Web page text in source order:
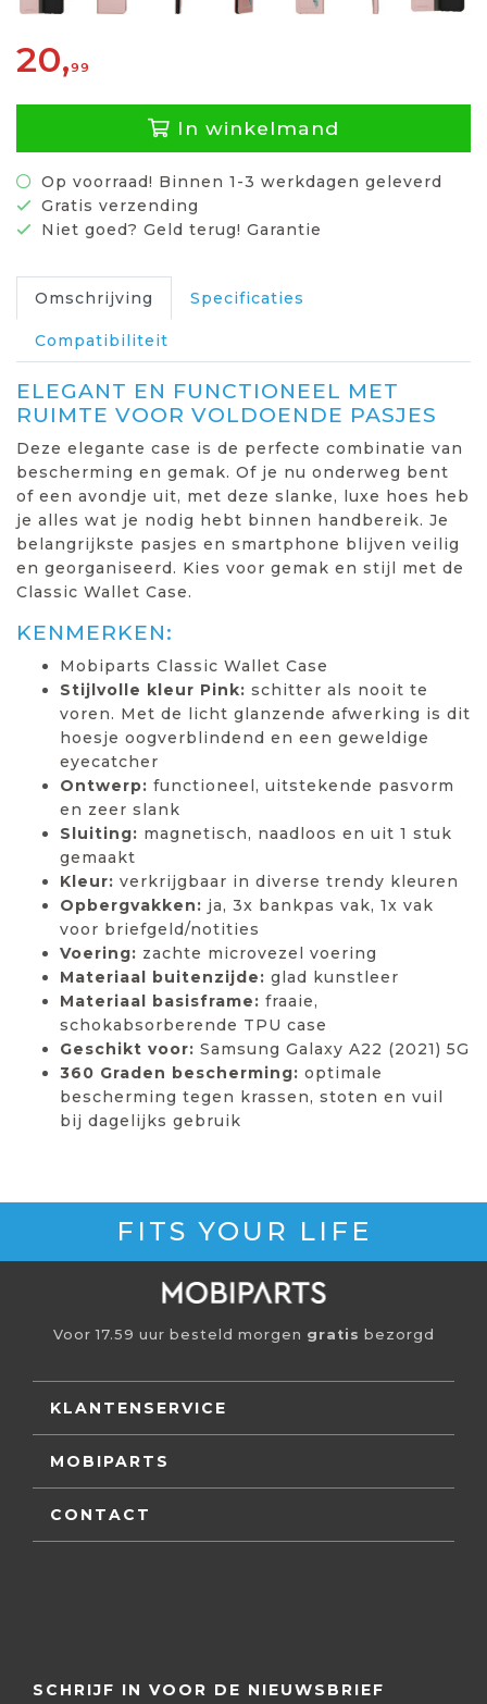
20,99
In winkelmand
Op voorraad! Binnen 1-3 werkdagen geleverd
Gratis verzending
Niet goed? Geld terug! Garantie
Omschrijving Specificaties
Compatibiliteit
ELEGANT EN FUNCTIONEEL MET
RUIMTE VOOR VOLDOENDE PASJES
Deze elegante case is de perfecte combinatie van
bescherming en gemak. Of je nu onderweg bent
of een avondje uit, met deze slanke, luxe hoes heb
je alles wat je nodig hebt binnen handbereik. Je
belangrijkste pasjes en smartphone blijven veilig
en georganiseerd. Kies voor gemak en stijl met de
Classic Wallet Case.
KENMERKEN:
Mobiparts Classic Wallet Case
Stijlvolle kleur Pink: schitter als nooit te
voren. Met de licht glanzende afwerking is dit
hoesje oogverblindend en een geweldige
eyecatcher
Ontwerp: functioneel, uitstekende pasvorm
en zeer slank
Sluiting: magnetisch, naadloos en uit 1 stuk
gemaakt
Kleur: verkrijgbaar in diverse trendy kleuren
Opbergvakken: ja, 3x bankpas vak, 1x vak
voor briefgeld/notities
Voering: zachte microvezel voering
Materiaal buitenzijde: glad kunstleer
Materiaal basisframe: fraaie,
schokabsorberende TPU case
Geschikt voor: Samsung Galaxy A22 (2021) 5G
360 Graden bescherming: optimale
bescherming tegen krassen, stoten en vuil
bij dagelijks gebruik
FITS YOUR LIFE
Voor 17.59 uur besteld morgen gratis bezorgd
KLANTENSERVICE
MOBIPARTS
CONTACT
SCHRIJF IN VOOR DE NIEUWSBRIEF